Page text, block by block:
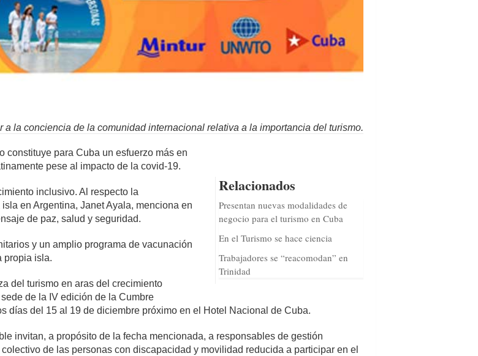
la conciencia de la comunidad internacional relativa a la importancia del turismo.
Relacionados
Presentan nuevas modalidades de
negocio para el turismo en Cuba
En el Turismo se hace ciencia
Trabajadores se “reacomodan” en
Trinidad
constituye para Cuba un esfuerzo más en
pese al impacto de la covid-19.
inclusivo. Al respecto la
en Argentina, Janet Ayala, menciona en
de paz, salud y seguridad.
y un amplio programa de vacunación
propia isla.
del turismo en aras del crecimiento
de la IV edición de la Cumbre
días del 15 al 19 de diciembre próximo en el Hotel Nacional de Cuba.
invitan, a propósito de la fecha mencionada, a responsables de gestión
de las personas con discapacidad y movilidad reducida a participar en el